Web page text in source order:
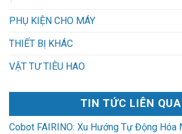
PHỤ KIỆN CHO MÁY
THIẾT BỊ KHÁC
VẬT TƯ TIÊU HAO
TIN TỨC LIÊN
Cobot FAIRINO: Xu Hướng Tự Động Hóa